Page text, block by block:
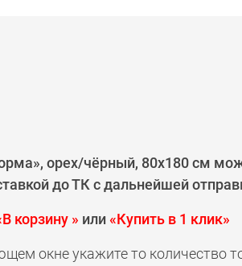
орех/чёрный, 80х180 см
до ТК с дальнейшей
корзину » или«Купить в 1 клик»
окне укажите то количество